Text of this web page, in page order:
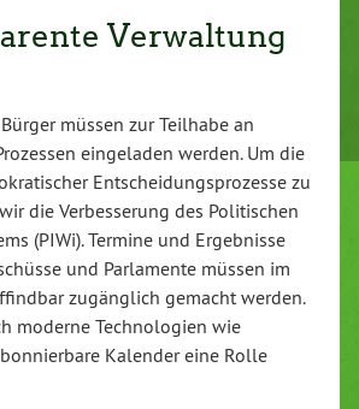
Verwaltung
müssen zur Teilhabe an
eingeladen werden. Um die
Entscheidungsprozesse zu
die Verbesserung des Politischen
(PIWi). Termine und Ergebnisse
und Parlamente müssen im
zugänglich gemacht werden.
moderne Technologien wie
Kalender eine Rolle